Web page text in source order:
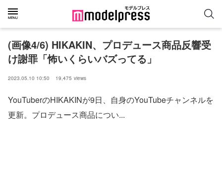
(画像4/6) HIKAKIN、プロデュース商品反響受
け謝罪「怖いくらいバズってる」
2023.05.10 10:50 19,475 views
YouTuberのHIKAKINが9日、自身のYouTubeチャンネルを
更新。プロデュース商品につい...